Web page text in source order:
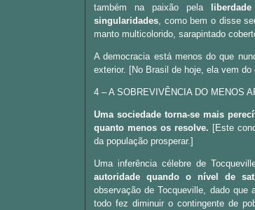
também na paixão pela
singularidades , como bem o disse
manto multicolorido, sarapintado
A democracia está menos do que
exterior. [No Brasil de hoje, ela vem do
4 – A SOBREVIVÊNCIA DO MENOS
Uma sociedade torna-se mais
quanto menos os resolve. [Este
da população prosperar.]
Uma inferência célebre de
autoridade quando o nível de
observação de Tocqueville, dado
todo fez diminuir o contingente de